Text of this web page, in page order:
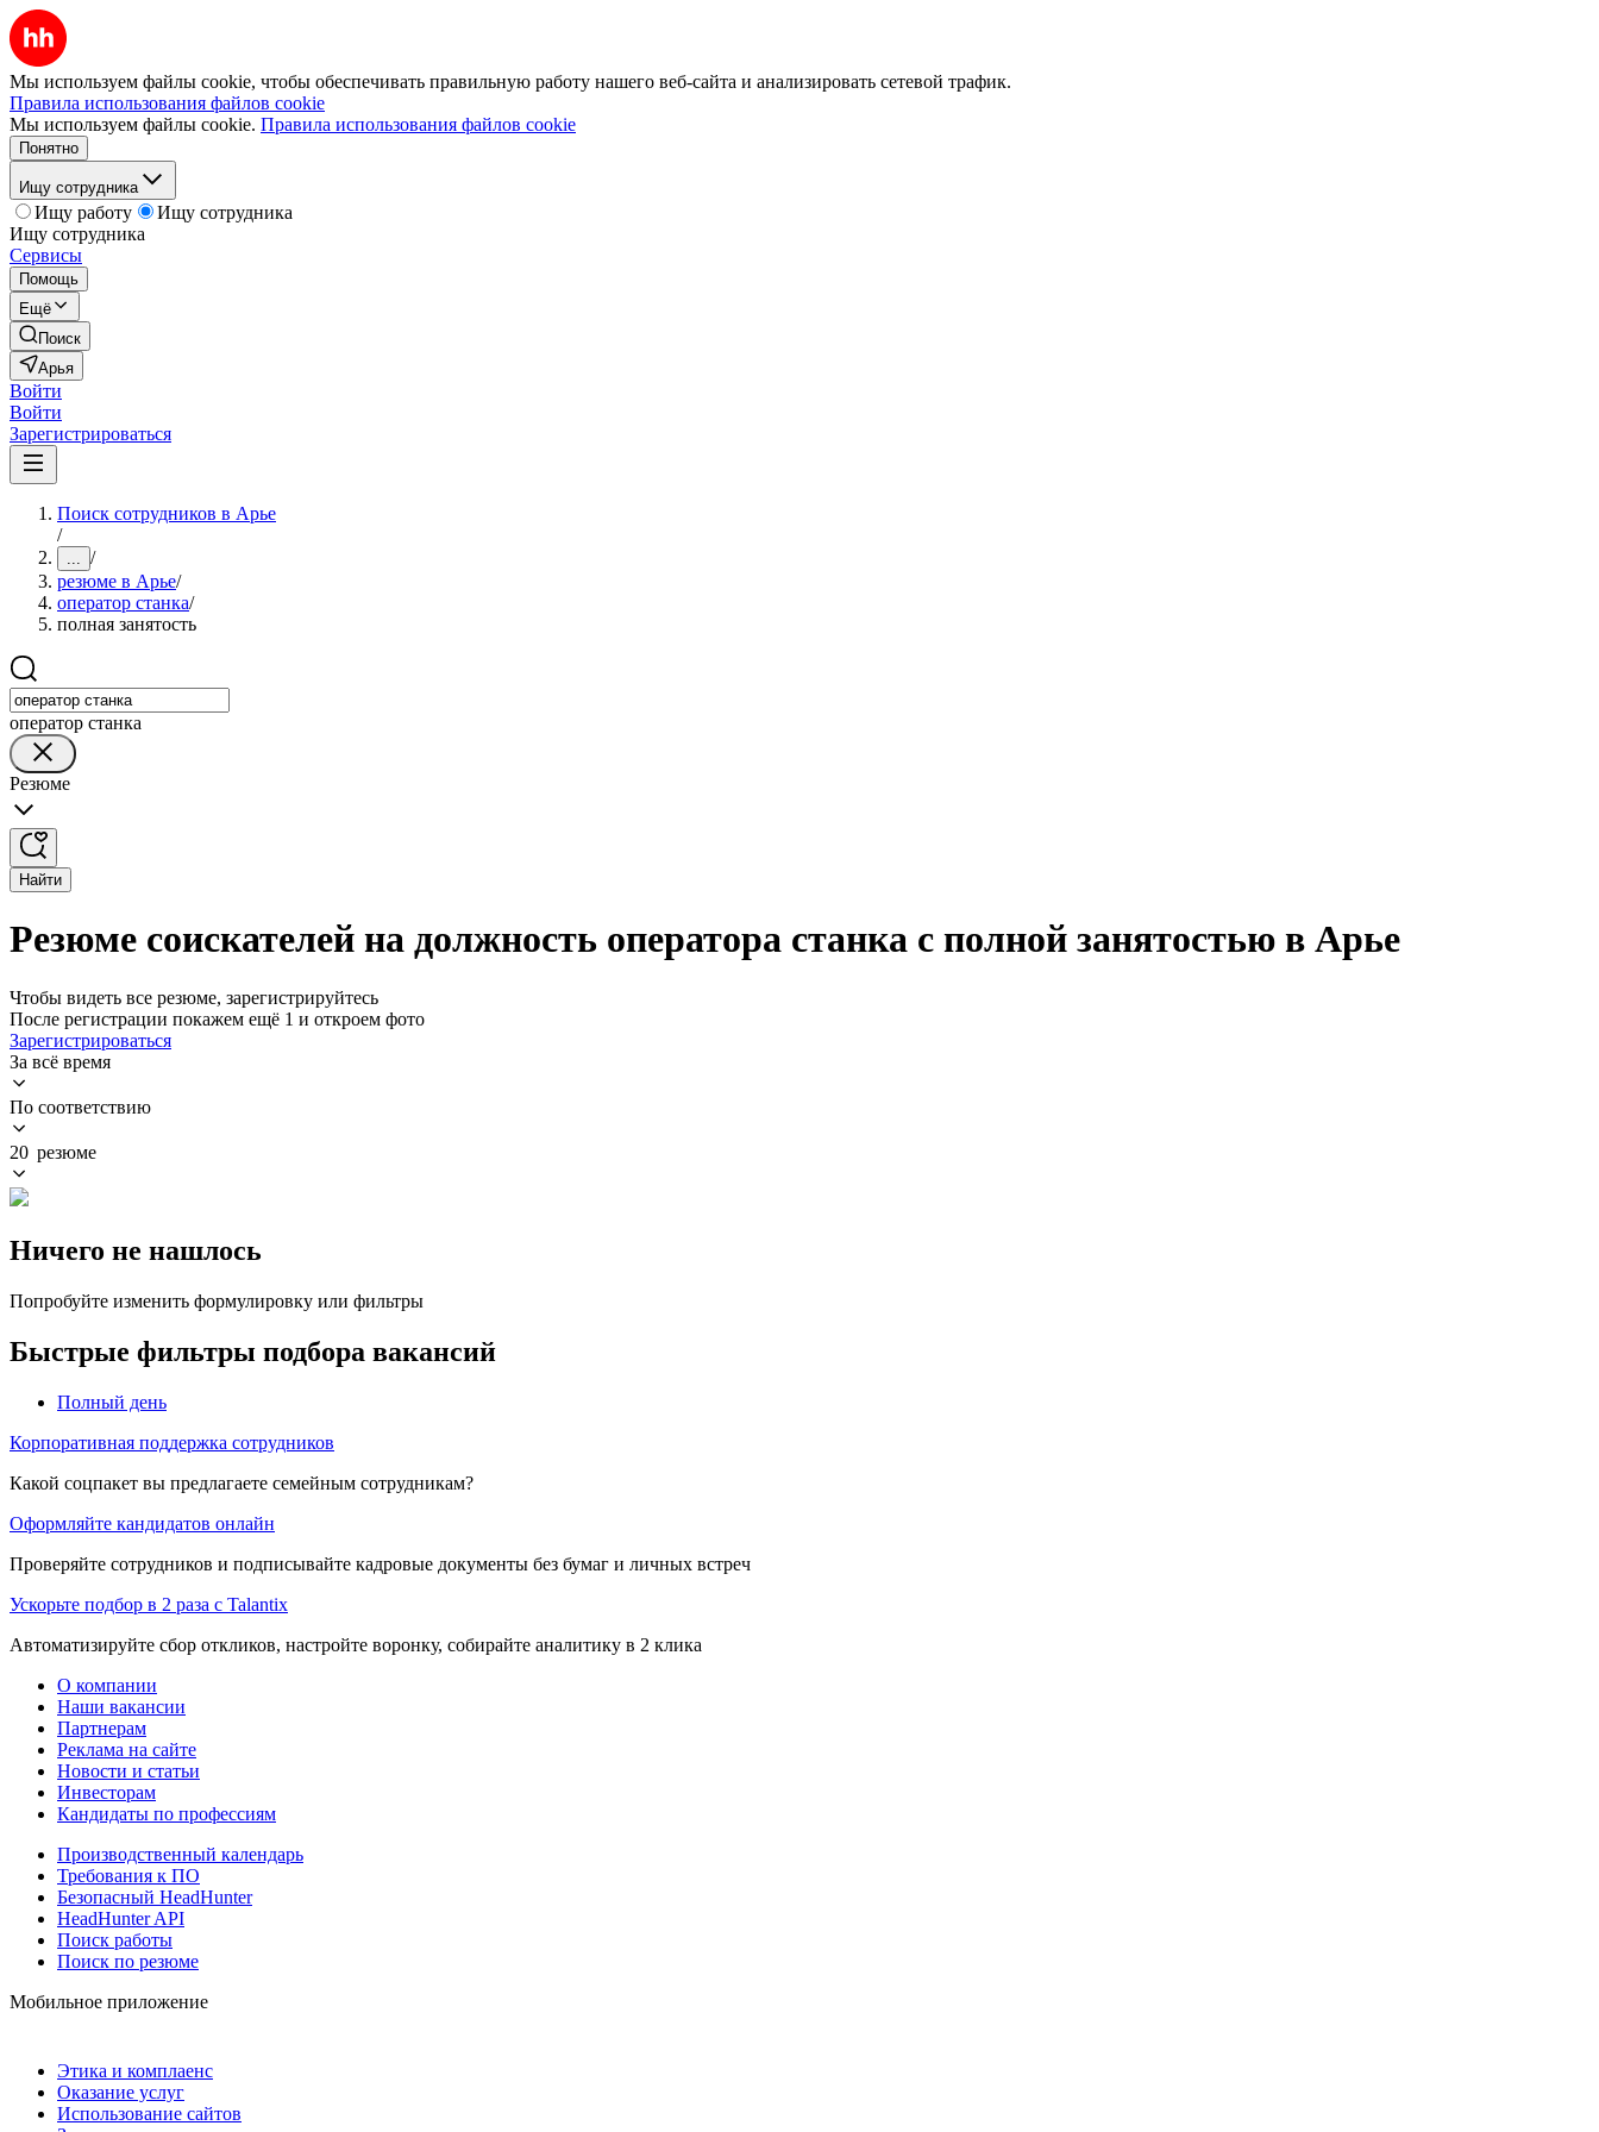
Мы используем файлы cookie, чтобы обеспечивать правильную работу нашего веб-сайта и анализировать сетевой трафик.
Правила использования файлов cookie
Мы используем файлы cookie. Правила использования файлов cookie
Понятно
Ищу сотрудника
Ищу работу
Ищу сотрудника
Ищу сотрудника
Сервисы
Помощь
Ещё
Поиск
Арья
Войти
Войти
Зарегистрироваться
Поиск сотрудников в Арье
/
... /
резюме в Арье/
оператор станка/
полная занятость
оператор станка
Резюме
Найти
Резюме соискателей на должность оператора станка с полной занятостью в Арье
Чтобы видеть все резюме, зарегистрируйтесь
После регистрации покажем ещё 1 и откроем фото
Зарегистрироваться
За всё время
По соответствию
20 резюме
Ничего не нашлось
Попробуйте изменить формулировку или фильтры
Быстрые фильтры подбора вакансий
Полный день
Корпоративная поддержка сотрудников
Какой соцпакет вы предлагаете семейным сотрудникам?
Оформляйте кандидатов онлайн
Проверяйте сотрудников и подписывайте кадровые документы без бумаг и личных встреч
Ускорьте подбор в 2 раза с Talantix
Автоматизируйте сбор откликов, настройте воронку, собирайте аналитику в 2 клика
О компании
Наши вакансии
Партнерам
Реклама на сайте
Новости и статьи
Инвесторам
Кандидаты по профессиям
Производственный календарь
Требования к ПО
Безопасный HeadHunter
HeadHunter API
Поиск работы
Поиск по резюме
Мобильное приложение
Этика и комплаенс
Оказание услуг
Использование сайтов